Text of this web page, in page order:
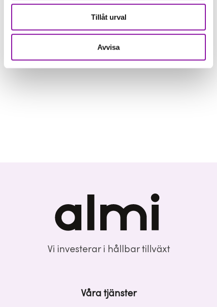
Tillåt urval
Avvisa
Vi investerar i hållbar tillväxt
Våra tjänster